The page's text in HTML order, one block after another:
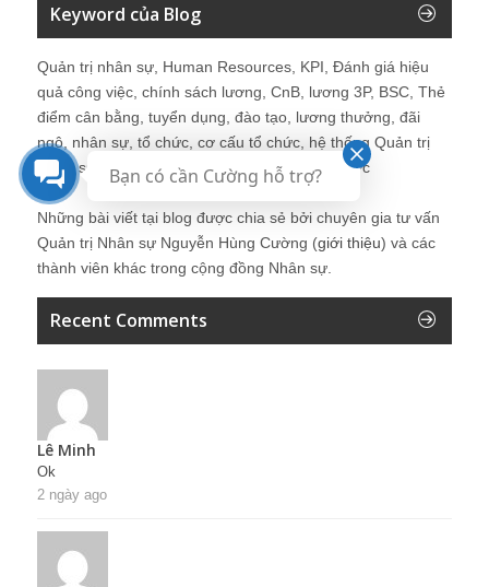
Keyword của Blog
Quản trị nhân sự, Human Resources, KPI, Đánh giá hiệu
quả công việc, chính sách lương, CnB, lương 3P, BSC, Thẻ
điểm cân bằng, tuyển dụng, đào tạo, lương thưởng, đãi
ngộ, nhân sự, tổ chức, cơ cấu tổ chức, hệ thống Quản trị
Nhân sự, trưởng phòng Nhân sự, tái tạo tổ chức
Những bài viết tại blog được chia sẻ bởi chuyên gia tư vấn
Quản trị Nhân sự Nguyễn Hùng Cường (giới thiệu) và các
thành viên khác trong cộng đồng Nhân sự.
Recent Comments
Lê Minh
Ok
2 ngày ago
Bạn có cần Cường hỗ trợ?